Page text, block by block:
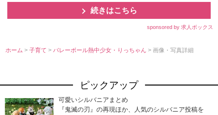
続きはこちら
sponsored by 求人ボックス
ホーム >子育て>バレーボール熱中少女・りっちゃん> 画像・写真詳細
ピックアップ
可愛いシルバニアまとめ
『鬼滅の刃』の再現ほか、人気のシルバニア投稿を